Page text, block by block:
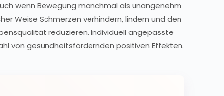
wenn Bewegung manchmal als unangenehm
Weise Schmerzen verhindern, lindern und den
reduzieren. Individuell angepasste
von gesundheitsfördernden positiven Effekten.